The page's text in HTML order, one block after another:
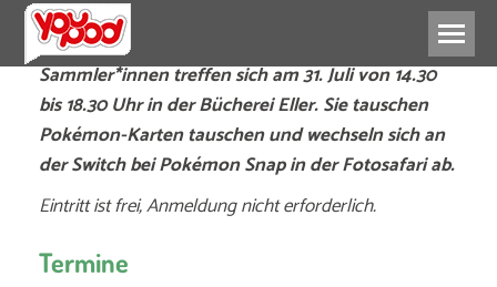
Sammler*innen treffen sich am 31. Juli von 14.30
bis 18.30 Uhr in der Bücherei Eller. Sie tauschen
Pokémon-Karten tauschen und wechseln sich an
der Switch bei Pokémon Snap in der Fotosafari ab.
Eintritt ist frei, Anmeldung nicht erforderlich.
Termine